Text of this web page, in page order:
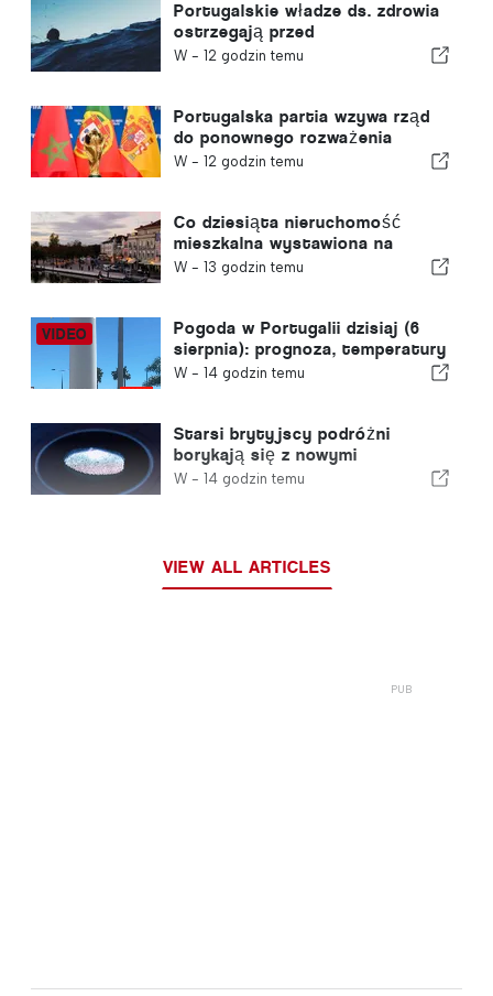
Portugalskie władze ds. zdrowia
ostrzegają przed
niebezpieczeństwem utonięcia
W - 12 godzin temu
Portugalska partia wzywa rząd
do ponownego rozważenia
decyzji o przyznaniu Maroku
roku w związku z kryzysem w
Ceucie
W - 12 godzin temu
Co dziesiąta nieruchomość
mieszkalna wystawiona na
sprzedaż w Portugalii znajduje
W - 13 godzin temu
Pogoda w Portugalii dzisiaj (6
sierpnia): prognoza, temperatury
i czego można się spodziewać
W - 14 godzin temu
Starsi brytyjscy podróżni
borykają się z nowymi
kontrolami odcisków palców
W - 14 godzin temu
VIEW ALL ARTICLES